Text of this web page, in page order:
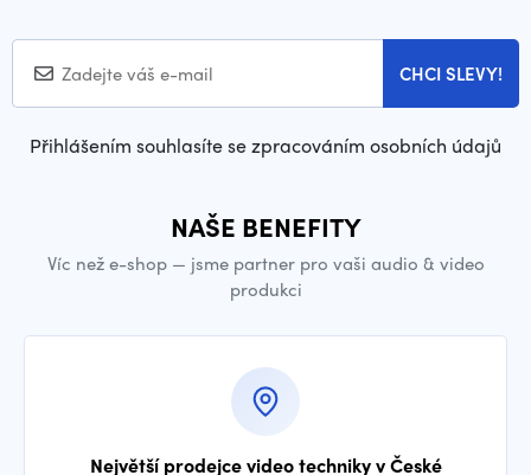
CHCI SLEVY!
Přihlášením souhlasíte se zpracováním osobních údajů
NAŠE BENEFITY
Víc než e-shop — jsme partner pro vaši audio & video
produkci
Největší prodejce video techniky v České